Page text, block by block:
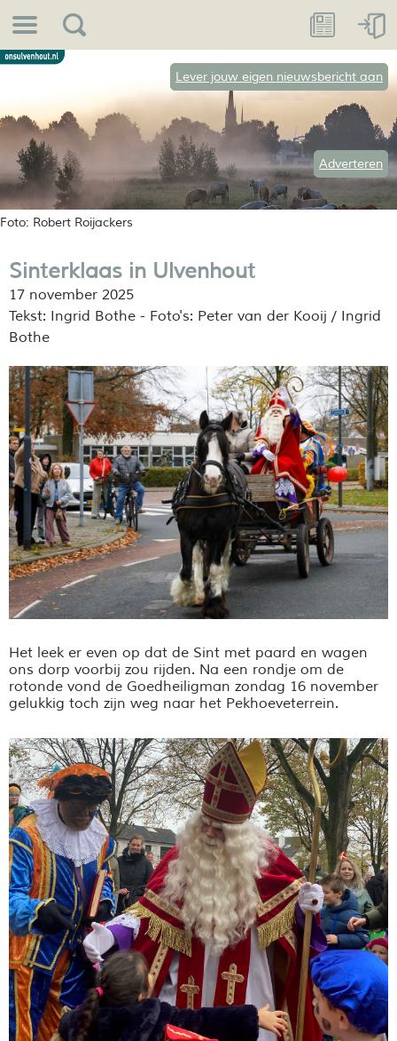
Foto: Robert Roijackers
Lever jouw eigen nieuwsbericht aan
Adverteren
Sinterklaas in Ulvenhout
17 november 2025
Tekst: Ingrid Bothe - Foto's: Peter van der Kooij / Ingrid
Bothe
Het leek er even op dat de Sint met paard en wagen
ons dorp voorbij zou rijden. Na een rondje om de
rotonde vond de Goedheiligman zondag 16 november
gelukkig toch zijn weg naar het Pekhoeveterrein.